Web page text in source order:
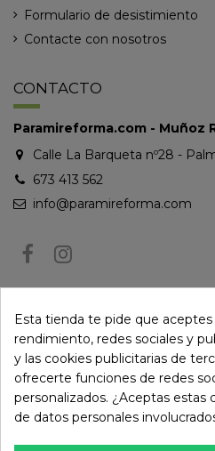
Formulario de desistimiento
Contacte con nosotros
CONTACTO
Paramireforma.com - Muñoz
Calle La Barqueta nº28 -
673 413 562
info@paramireforma.com
Puede darse de baja en cualquier
información de contacto en el aviso legal.
Esta tienda te pide que
rendimiento, redes sociales y
y las cookies publicitarias de
ofrecerte funciones de redes
personalizados. ¿Aceptas
de datos personales